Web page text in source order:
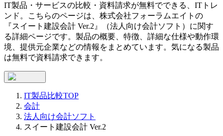
IT製品・サービスの比較・資料請求が無料でできる、ITトレ
ンド。こちらのページは、 株式会社フォーラムエイト の
『スイート建設会計 Ver.2 』（法人向け会計ソフト ）に関す
る詳細ページです。製品の概要、特徴、詳細な仕様や動作環
境、提供元企業などの情報をまとめています。気になる製品
は無料で資料請求できます。
IT製品比較TOP
会計
法人向け会計ソフト
スイート建設会計 Ver.2